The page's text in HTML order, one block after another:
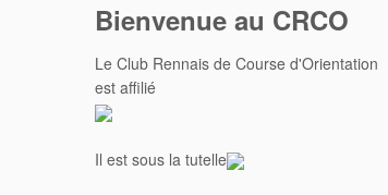
Bienvenue au CRCO
Le Club Rennais de Course d'Orientation
est affilié
Il est sous la tutelle